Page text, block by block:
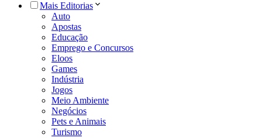
Mais Editorias
Auto
Apostas
Educação
Emprego e Concursos
Eloos
Games
Indústria
Jogos
Meio Ambiente
Negócios
Pets e Animais
Turismo